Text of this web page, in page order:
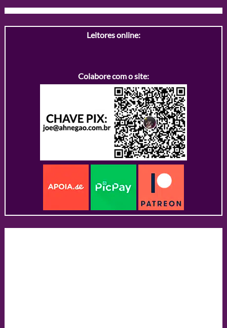
Leitores online:
Colabore com o site: